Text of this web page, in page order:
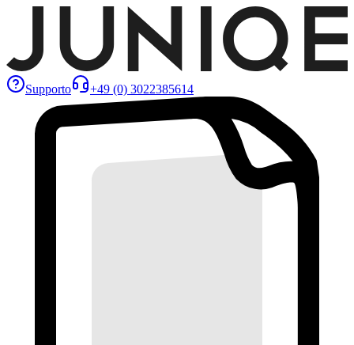
Supporto +49 (0) 3022385614